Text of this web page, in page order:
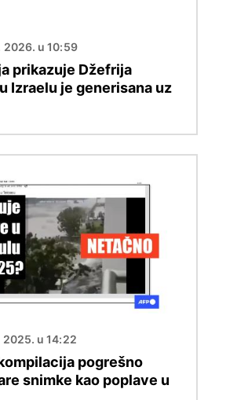
2026. u 10:59
prikazuje Džefrija
Izraelu je generisana uz
u 14:22
pogrešno
snimke kao poplave u